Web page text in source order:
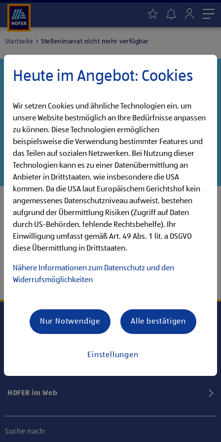
Startseite Stelleninserat nicht mehr verfügbar
haben noch weitere Jobs, die auf dich warten!
Danke für dein Interesse!
Entdecke unsere offenen Jobs oder abonniere deinen
persönlichen Jobalarm:
Jobsuche Jobalarm
HOFER im Web
Suche nach:
Heute im Angebot: Cookies
Wir setzen Cookies und ähnliche Technologien ein, um
unsere Website bestmöglich an Ihre Bedürfnisse anpassen
zu können. Diese Technologien ermöglichen
beispielsweise die Verwendung bestimmter Features und
das Teilen auf sozialen Netzwerken. Bei Nutzung dieser
Technologien kann es zu einer Datenübermittlung an
Anbieter in Drittstaaten, wie insbesondere die USA
kommen. Da die USA laut Europäischem Gerichtshof kein
angemessenes Datenschutzniveau aufweist, bestehen
aufgrund der Übermittlung Risiken (Zugriff auf Daten
durch US-Behörden, fehlende Rechtsbehelfe). Ihr
Einwilligung umfasst gemäß Art. 49 Abs. 1 lit. a DSGVO
diese Übermittlung in Drittstaaten.
Nähere Informationen zum Datenschutz und den
Widerrufsmöglichkeiten
Einstellungen
Nur Notwendige Alle bestätigen